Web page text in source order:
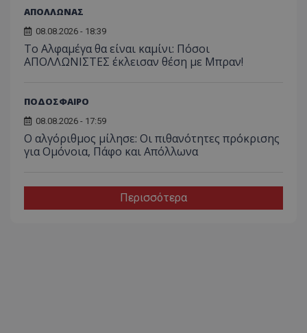
ΑΠΟΛΛΩΝΑΣ
08.08.2026 - 18:39
Το Αλφαμέγα θα είναι καμίνι: Πόσοι
ΑΠΟΛΛΩΝΙΣΤΕΣ έκλεισαν θέση με Μπραν!
ΠΟΔΟΣΦΑΙΡΟ
08.08.2026 - 17:59
Ο αλγόριθμος μίλησε: Οι πιθανότητες πρόκρισης
για Ομόνοια, Πάφο και Απόλλωνα
Περισσότερα